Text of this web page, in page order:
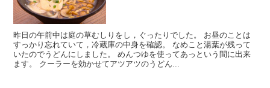
昨日の午前中は庭の草むしりをし，ぐったりでした。 お昼のことは
すっかり忘れていて，冷蔵庫の中身を確認。 なめこと湯葉が残って
いたのでうどんにしました。 めんつゆを使ってあっという間に出来
ます。 クーラーを効かせてアツアツのうどん...